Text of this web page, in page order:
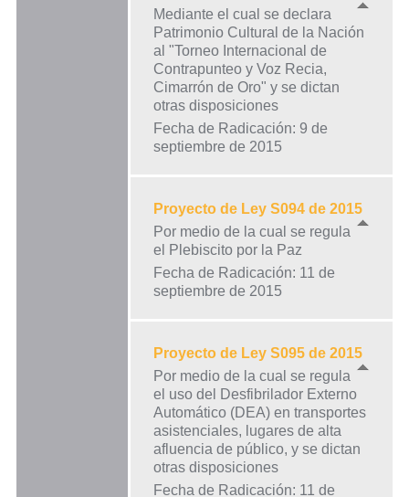
Mediante el cual se declara
Patrimonio Cultural de la Nación
al "Torneo Internacional de
Contrapunteo y Voz Recia,
Cimarrón de Oro" y se dictan
otras disposiciones
Fecha de Radicación: 9 de
septiembre de 2015
Proyecto de Ley S094 de 2015
Por medio de la cual se regula
el Plebiscito por la Paz
Fecha de Radicación: 11 de
septiembre de 2015
Proyecto de Ley S095 de 2015
Por medio de la cual se regula
el uso del Desfibrilador Externo
Automático (DEA) en transportes
asistenciales, lugares de alta
afluencia de público, y se dictan
otras disposiciones
Fecha de Radicación: 11 de